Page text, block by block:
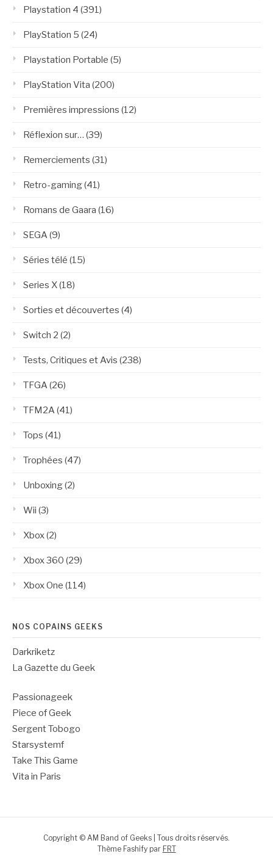
Playstation 4 (391)
PlayStation 5 (24)
Playstation Portable (5)
PlayStation Vita (200)
Premières impressions (12)
Réflexion sur… (39)
Remerciements (31)
Retro-gaming(41)
Romans de Gaara (16)
SEGA(9)
Séries télé (15)
Series X(18)
Sorties et découvertes (4)
Switch 2 (2)
Tests, Critiques et Avis (238)
TFGA(26)
TFM2A(41)
Tops (41)
Trophées (47)
Unboxing(2)
Wii (3)
Xbox(2)
Xbox 360 (29)
Xbox One (114)
NOS COPAINS GEEKS
Darkriketz
La Gazette du Geek
Passionageek
Piece of Geek
Sergent Tobogo
Starsystemf
Take This Game
Vita in Paris
Copyright © AM Band of Geeks | Tous droits réservés.
Thème Fashify par FRT